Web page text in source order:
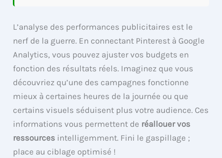
L’analyse des performances publicitaires est le
nerf de la guerre. En connectant Pinterest à Google
Analytics, vous pouvez ajuster vos budgets en
fonction des résultats réels. Imaginez que vous
découvriez qu’une des campagnes fonctionne
mieux à certaines heures de la journée ou que
certains visuels séduisent plus votre audience. Ces
informations vous permettent de réallouer vos
ressources intelligemment. Fini le gaspillage ;
place au ciblage optimisé !